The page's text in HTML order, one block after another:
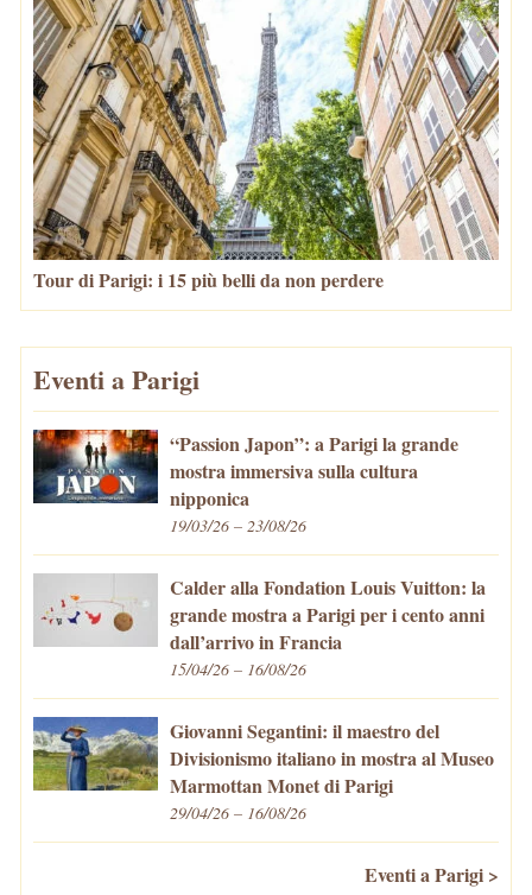
Tour di Parigi: i 15 più belli da non perdere
Eventi a Parigi
“Passion Japon”: a Parigi la grande
mostra immersiva sulla cultura
nipponica
19/03/26 – 23/08/26
Calder alla Fondation Louis Vuitton: la
grande mostra a Parigi per i cento anni
dall’arrivo in Francia
15/04/26 – 16/08/26
Giovanni Segantini: il maestro del
Divisionismo italiano in mostra al Museo
Marmottan Monet di Parigi
29/04/26 – 16/08/26
Eventi a Parigi >